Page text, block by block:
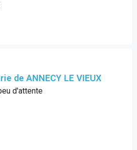
de ANNECY LE VIEUX
d'attente